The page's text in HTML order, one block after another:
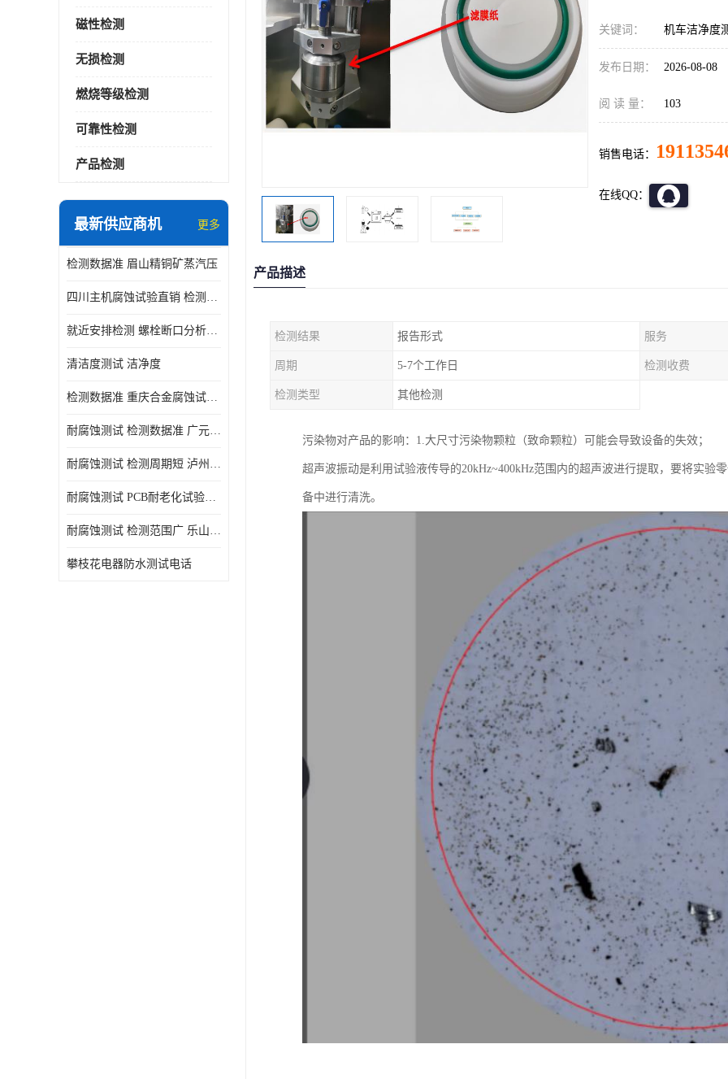
磁性检测
无损检测
燃烧等级检测
可靠性检测
产品检测
最新供应商机 更多
检测数据准 眉山精铜矿蒸汽压
四川主机腐蚀试验直销 检测数据准
就近安排检测 螺栓断口分析公司 断裂失效分析
清洁度测试 洁净度
检测数据准 重庆合金腐蚀试验厂商
耐腐蚀测试 检测数据准 广元家电腐蚀试验
耐腐蚀测试 检测周期短 泸州仪器仪表盐雾试验
耐腐蚀测试 PCB耐老化试验供应 就近安排检测
耐腐蚀测试 检测范围广 乐山腐蚀试验供应
攀枝花电器防水测试电话
关键词： 机车洁净度
发布日期： 2026-08-08
阅 读 量： 103
销售电话：
在线QQ：
产品描述
检测结果 报告形式 服务
周期 5-7个工作日 检测收费
检测类型 其他检测
污染物对产品的影响：1.大尺寸污染物颗粒（致命颗粒）可能会导致设备的失效；
超声波振动是利用试验液传导的20kHz~400kHz范围内的超声波进行提取，要将实验
备中进行清洗。